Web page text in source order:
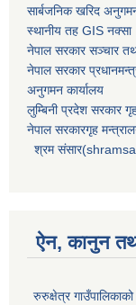
सार्बजनिक खरिद
स्थानीय तह GIS नक्सा
नेपाल सरकारसञ्चार
नेपाल सरकार
अनुगमन कार्यालय
लुम्बिनी प्रदेश सरकार
नेपाल सरकारगृह
श्रम
ऐन, कानुन
रुरुक्षेत्र